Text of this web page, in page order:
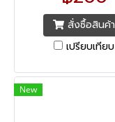
สั่งซื้อสินค้า
เปรียบเทียบ
New